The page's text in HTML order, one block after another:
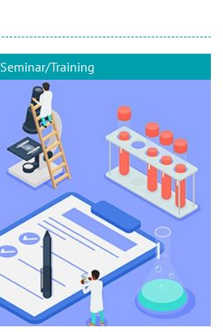
Seminar/Training